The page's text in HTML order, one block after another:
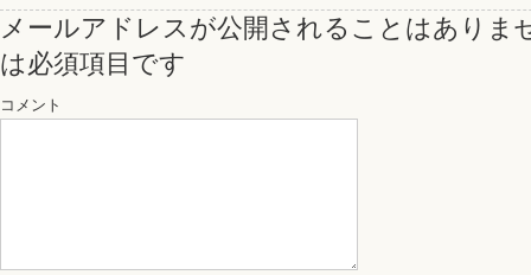
メールアドレスが公開されることはありま
は必須項目です
コメント